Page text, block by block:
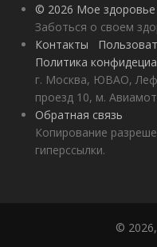
© 2026 Мое здоровье
Заботься о своем
Контакты
Политика
г. Москва, ЮВАО,
проезд 10, м.
Обратная связь
Копирование
гиперссылки.
© 2026,